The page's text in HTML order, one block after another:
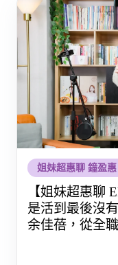
姐妹超惠聊 鐘盈惠
【姐妹超惠聊
是活到最後沒
余佳蓓，從全